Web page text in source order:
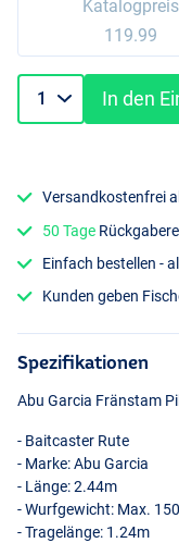
Katalogpreis
119.99
In den
Versandkostenfrei
50 Tage
Einfach bestellen -
Kunden geben
Spezifikationen
Abu Garcia Fränstam
- Baitcaster Rute
- Marke: Abu Garcia
- Länge: 2.44m
- Wurfgewicht: Max.
- Tragelänge: 1.24m